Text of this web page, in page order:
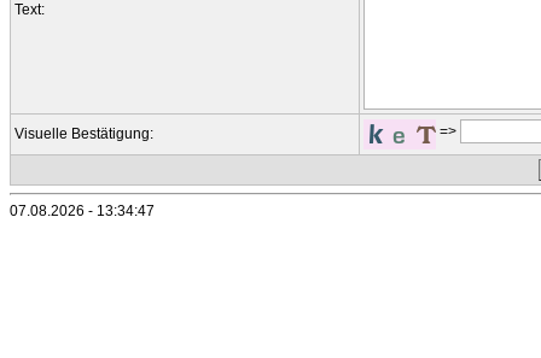
Text:
Visuelle Bestätigung: =>
07.08.2026 - 13:34:47